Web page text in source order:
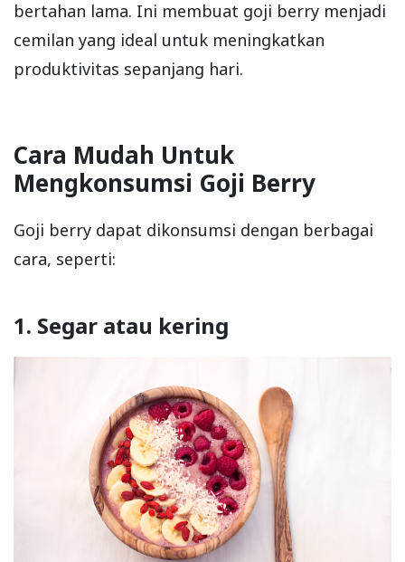
bertahan lama. Ini membuat goji berry menjadi
cemilan yang ideal untuk meningkatkan
produktivitas sepanjang hari.
Cara Mudah Untuk
Mengkonsumsi Goji Berry
Goji berry dapat dikonsumsi dengan berbagai
cara, seperti:
1. Segar atau kering